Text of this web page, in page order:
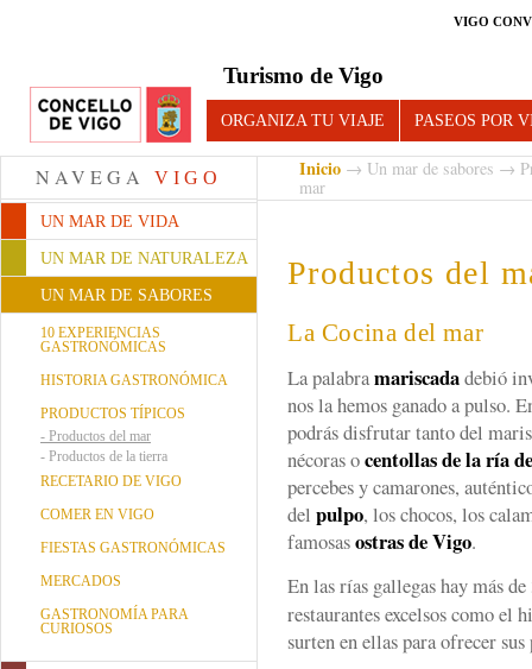
VIGO
Turismo de Vigo
ORGANIZA TU VIAJE PASEOS POR
NAVEGA VIGO
UN MAR DE VIDA
UN MAR DE NATURALEZA
UN MAR DE SABORES
10 EXPERIENCIAS
GASTRONÓMICAS
HISTORIA GASTRONÓMICA
PRODUCTOS TÍPICOS
- Productos del mar
- Productos de la tierra
RECETARIO DE VIGO
COMER EN VIGO
FIESTAS GASTRONÓMICAS
MERCADOS
GASTRONOMÍA PARA
CURIOSOS
Inicio → Un mar de sabores →
mar
Productos del
La Cocina del mar
La palabramariscadadebió
nos la hemos ganado a pulso.
podrás disfrutar tanto del
nécoras ocentollas de la ría
percebes y camarones,
del pulpo, los chocos, los
famosasostras de Vigo.
En las rías gallegas hay más
restaurantes excelsos como
surten en ellas para ofrecer